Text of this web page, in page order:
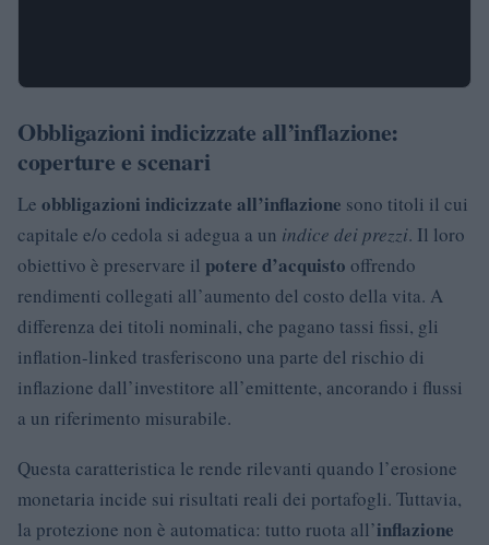
Obbligazioni indicizzate all’inflazione:
coperture e scenari
Le obbligazioni indicizzate all’inflazione sono titoli il cui
capitale e/o cedola si adegua a un indice dei prezzi. Il loro
obiettivo è preservare il potere d’acquisto offrendo
rendimenti collegati all’aumento del costo della vita. A
differenza dei titoli nominali, che pagano tassi fissi, gli
inflation-linked trasferiscono una parte del rischio di
inflazione dall’investitore all’emittente, ancorando i flussi
a un riferimento misurabile.
Questa caratteristica le rende rilevanti quando l’erosione
monetaria incide sui risultati reali dei portafogli. Tuttavia,
la protezione non è automatica: tutto ruota all’inflazione